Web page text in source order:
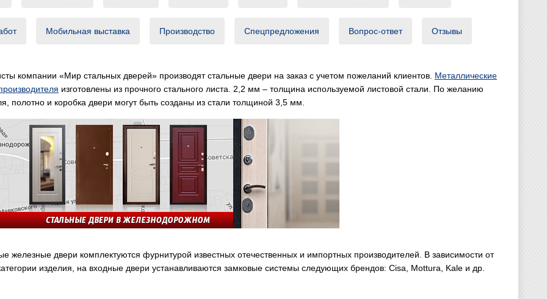
Мобильная выставка Производство Спецпредложения Вопрос-ответ Отзывы
компании «Мир стальных дверей» производят стальные двери на заказ с учетом пожеланий клиентов. Металлические
изготовлены из прочного стального листа. 2,2 мм – толщина используемой листовой стали. По желанию
полотно и коробка двери могут быть созданы из стали толщиной 3,5 мм.
железные двери комплектуются фурнитурой известных отечественных и импортных производителей. В зависимости от
изделия, на входные двери устанавливаются замковые системы следующих брендов: Cisa, Mottura, Kale и др.